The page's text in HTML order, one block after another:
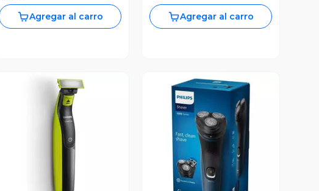
Agregar al carro Agregar al carro
Vista Previa Vista Previa